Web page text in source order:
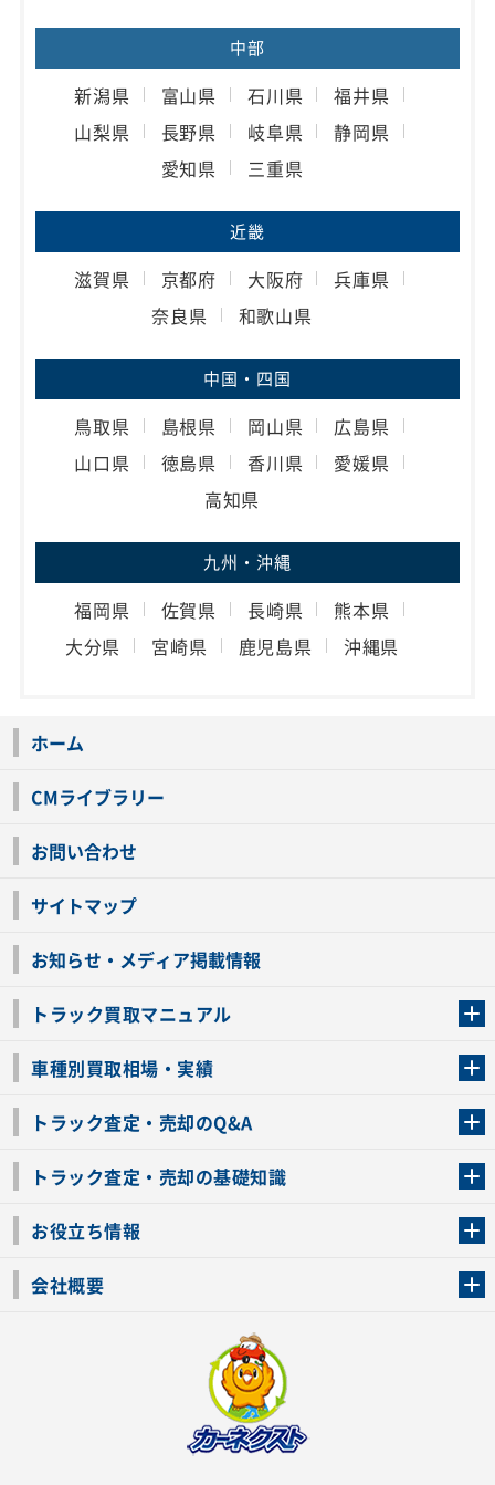
中部
新潟県 富山県 石川県
福井県
山梨県
長野県 岐阜県
静岡県
愛知県
三重県
近畿
滋賀県 京都府 大阪府
兵庫県
奈良県
和歌山県
中国・四国
鳥取県 島根県 岡山県
広島県
山口県
徳島県 香川県
愛媛県
高知県
九州・沖縄
福岡県 佐賀県 長崎県
熊本県
大分県
宮崎県 鹿児島県 沖縄県
ホーム
CMライブラリー
お問い合わせ
サイトマップ
お知らせ・メディア掲載情報
トラック買取マニュアル
車種別買取相場・実績
トラック査定・売却のQ&A
トラック査定・売却の基礎知識
お役立ち情報
会社概要